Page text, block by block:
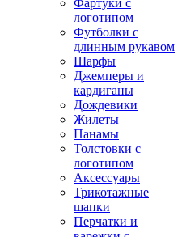
Фартуки с
логотипом
Футболки с
длинным рукавом
Шарфы
Джемперы и
кардиганы
Дождевики
Жилеты
Панамы
Толстовки с
логотипом
Аксессуары
Трикотажные
шапки
Перчатки и